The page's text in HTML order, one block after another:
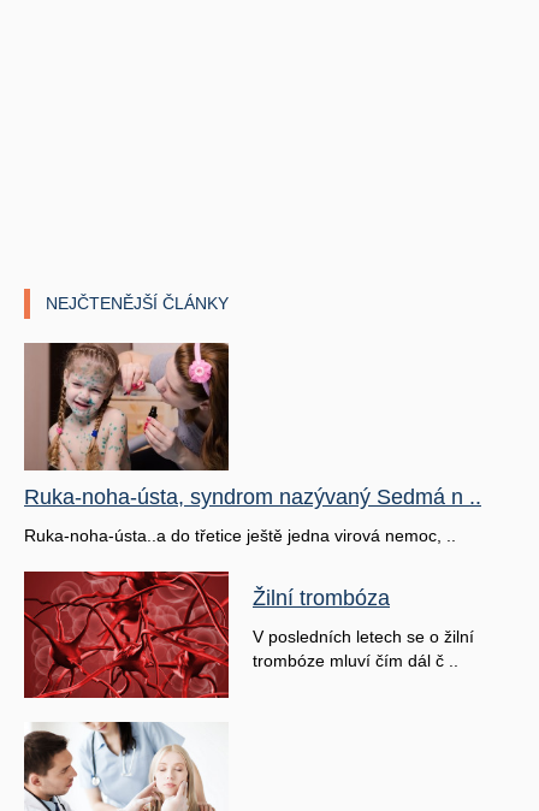
NEJČTENĚJŠÍ ČLÁNKY
Ruka-noha-ústa, syndrom nazývaný Sedmá n ..
Ruka-noha-ústa..a do třetice ještě jedna virová nemoc, ..
Žilní trombóza
V posledních letech se o žilní
trombóze mluví čím dál č ..